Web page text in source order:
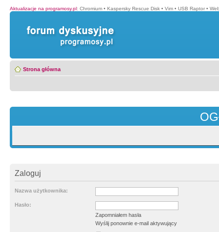
Aktualizacje na programosy.pl: Chromium • Kaspersky Rescue Disk • Vim • USB Raptor •
Strona główna
Zaloguj
Nazwa użytkownika:
Hasło:
Zapomniałem hasła
Wyślij ponownie e-mail aktywujący